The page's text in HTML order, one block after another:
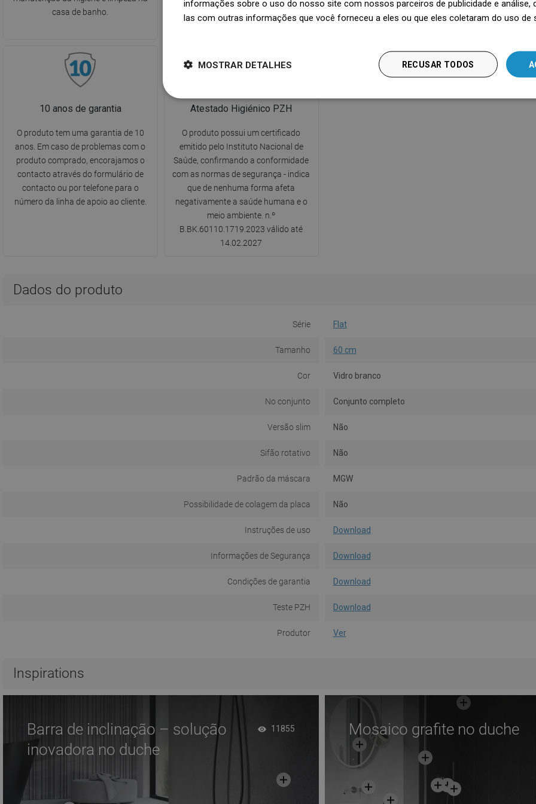
casa de banho.
tempo de
nível de
10 anos de garantia
O produto tem uma garantia de 10
anos. Em caso de problemas com o
produto comprado, encorajamos o
contacto através do formulário de
contacto ou por telefone para o
número da linha de apoio ao cliente.
Atestado Higiénico PZH
O produto possui um certificado
emitido pelo Instituto Nacional de
Saúde, confirmando a conformidade
com as normas de segurança - indica
que de nenhuma forma afeta
negativamente a saúde humana e o
meio ambiente. n.º
B.BK.60110.1719.2023 válido até
14.02.2027
Dados do produto
Série Flat
Tamanho 60 cm
Cor Vidro branco
No conjunto Conjunto completo
Versão slim Não
Sifão rotativo Não
Padrão da máscara MGW
Possibilidade de colagem da placa Não
Instruções de uso Download
Informações de Segurança Download
Condições de garantia Download
Teste PZH Download
Produtor Ver
Inspirations
Barra de inclinação – solução
inovadora no duche
11855 Mosaico grafite no duche
informações sobre o uso do nosso site com nossos parceiros de publicidade e análise,
las com outras informações que você forneceu a eles ou que eles coletaram do uso de
RECUSAR TODOS
MOSTRAR DETALHES